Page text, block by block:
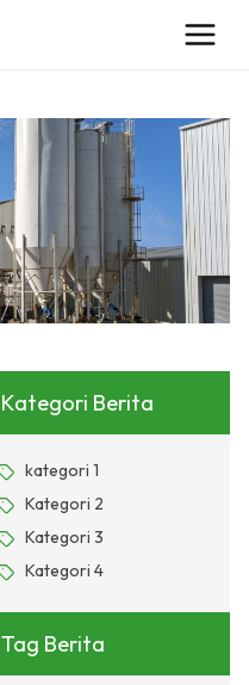
Kategori Berita
kategori 1
Kategori 2
Kategori 3
Kategori 4
Tag Berita